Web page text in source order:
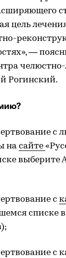
цель
—
Рогинский.
с
на сайте
выберите
с
списке
с